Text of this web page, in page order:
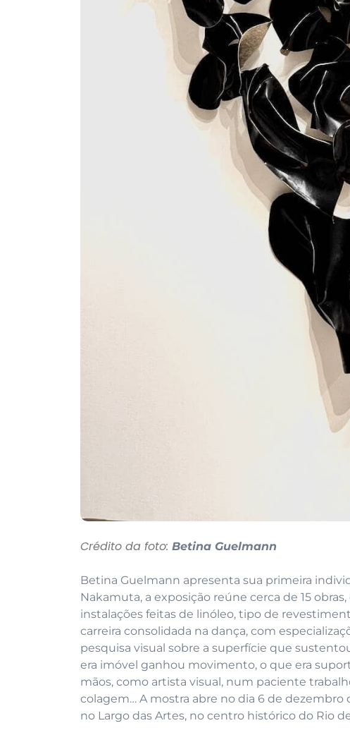
Crédito da foto: Betina Guelmann
Betina Guelmann apresenta sua primeira
Nakamuta, a exposição reúne cerca de 15
instalações feitas de linóleo, tipo de
carreira consolidada na dança, com
pesquisa visual sobre a superfície que
era imóvel ganhou movimento, o que era
mãos, como artista visual, num paciente
colagem… A mostra abre no dia 6 de dezembro
no Largo das Artes, no centro histórico do Rio